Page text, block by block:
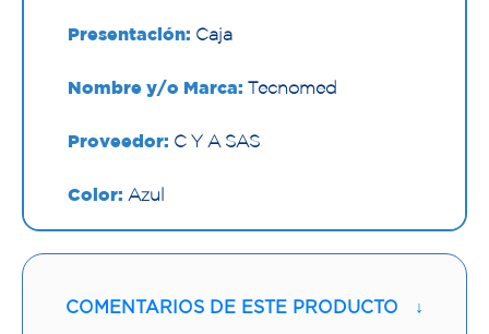
Presentación: Caja
Nombre y/o Marca: Tecnomed
Proveedor: C Y A SAS
Color: Azul
Cantidad:1 Und
COMENTARIOS DE ESTE PRODUCTO ↓